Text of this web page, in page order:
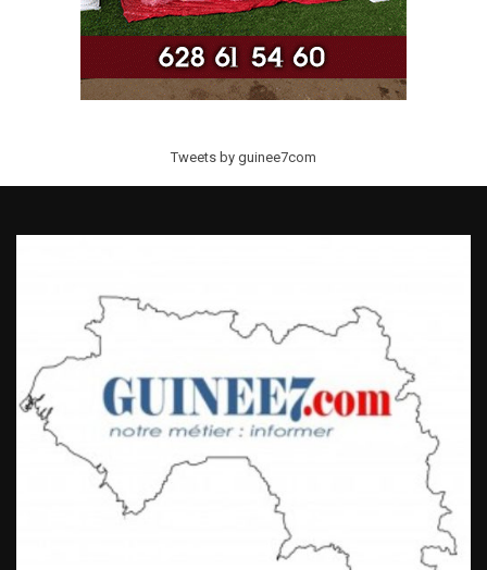
Tweets by guinee7com